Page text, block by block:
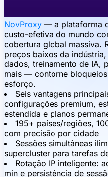
NovProxy — a plataforma
custo-efetiva do mundo
cobertura global massiva.
preços baixos da
dados, treinamento de IA,
mais — contorne
esforço.
Seis vantagens
configurações premium,
estendida e planos
195+ países/regiões,
com precisão por cidade
Sessões simultâneas
supercluster para tarefas
Rotação IP inteligente:
min e persistência de